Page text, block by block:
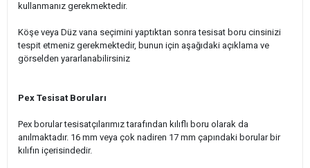
kullanmanız gerekmektedir.
Köşe veya Düz vana seçimini yaptıktan sonra tesisat boru cinsinizi
tespit etmeniz gerekmektedir, bunun için aşağıdaki açıklama ve
görselden yararlanabilirsiniz
Pex Tesisat Boruları
Pex borular tesisatçılarımız tarafından kılıflı boru olarak da
anılmaktadır. 16 mm veya çok nadiren 17 mm çapındaki borular bir
kılıfın içerisindedir.